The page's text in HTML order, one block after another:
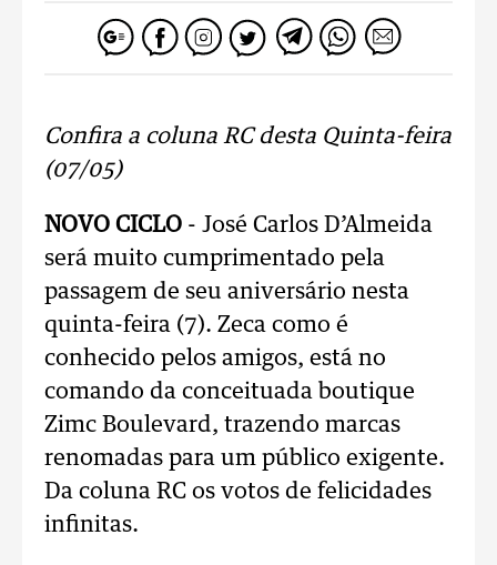
Confira a coluna RC desta Quinta-feira
(07/05)
NOVO CICLO - José Carlos D’Almeida
será muito cumprimentado pela
passagem de seu aniversário nesta
quinta-feira (7). Zeca como é
conhecido pelos amigos, está no
comando da conceituada boutique
Zimc Boulevard, trazendo marcas
renomadas para um público exigente.
Da coluna RC os votos de felicidades
infinitas.